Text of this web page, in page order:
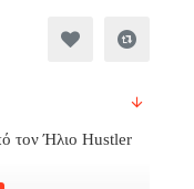
τον Ήλιο Hustler